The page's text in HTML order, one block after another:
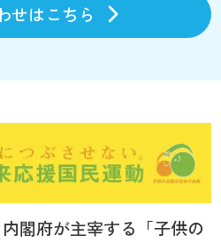
せはこちら
閣府が主宰する「子供の